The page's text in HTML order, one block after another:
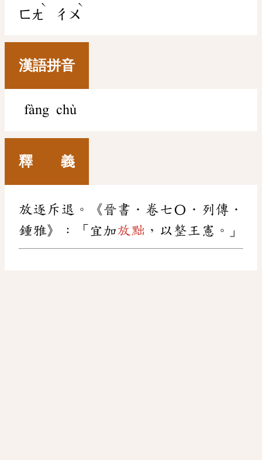
ㄈㄤ
ˋ
ㄔㄨ
ˋ
漢語拼音
fàng chù
釋 義
放逐斥退。《晉書．卷七〇．列傳．
鍾雅》：「宜加放黜 ，以整王憲。」